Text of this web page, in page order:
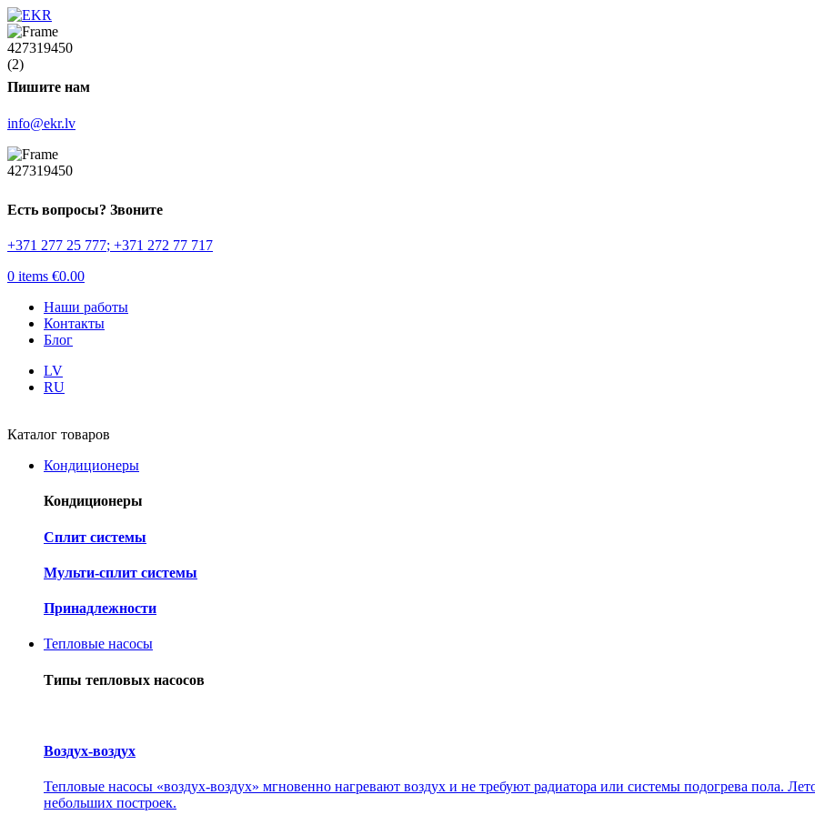
Пишите нам
info@ekr.lv
Есть вопросы? Звоните
+371 277 25 777; +371 272 77 717
0 items €0.00
Наши работы
Контакты
Блог
LV
RU
Каталог товаров
Кондиционеры
Кондиционеры
Cплит системы
Мульти-сплит системы
Принадлежности
Тепловые насосы
Типы тепловых насосов
Воздух-воздух
Тепловые насосы «воздух-воздух» мгновенно нагревают воздух и не требуют радиатора или системы подогрева пола.
небольших построек.